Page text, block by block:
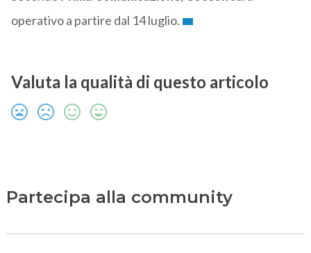
operativo a partire dal 14 luglio.
Valuta la qualità di questo articolo
Partecipa alla community